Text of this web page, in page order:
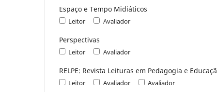
Espaço e Tempo Midiáticos
Leitor Avaliador
Perspectivas
Leitor Avaliador
RELPE: Revista Leituras em Pedagogia e
Leitor Avaliador Avaliador